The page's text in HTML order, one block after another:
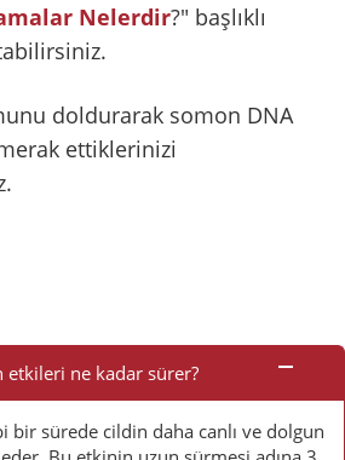
Nelerdir?" başlıklı
doldurarak somon DNA
ettiklerinizi
etkileri ne kadar sürer?
bir sürede cildin daha canlı ve dolgun